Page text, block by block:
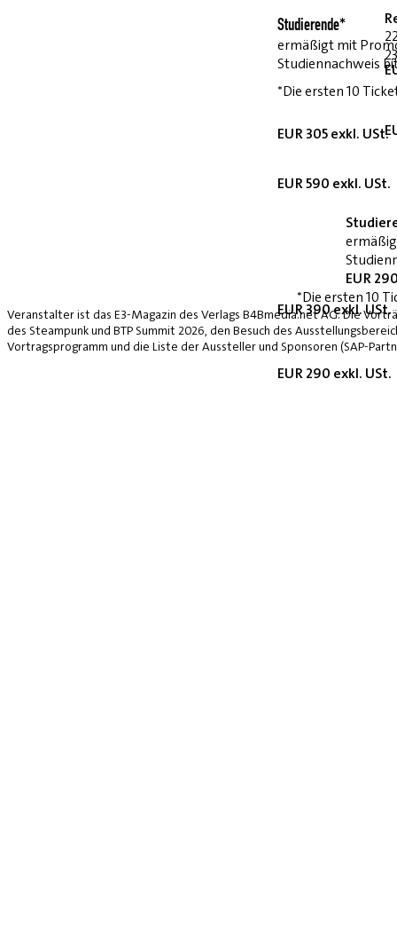
Studierende*
ermäßigt mit
Studiennachweis
*Die ersten 10
EUR 305 exkl. USt.
EUR 590 exkl. USt.
EUR 390 exkl. USt.
EUR 290 exkl. USt.
EUR
*Die ersten 10
Veranstalter ist das E3-Magazin des Verlags B4Bmedia.net AG. Die
des Steampunk und BTP Summit 2026, den Besuch des
Vortragsprogramm und die Liste der Aussteller und Sponsoren (SAP-